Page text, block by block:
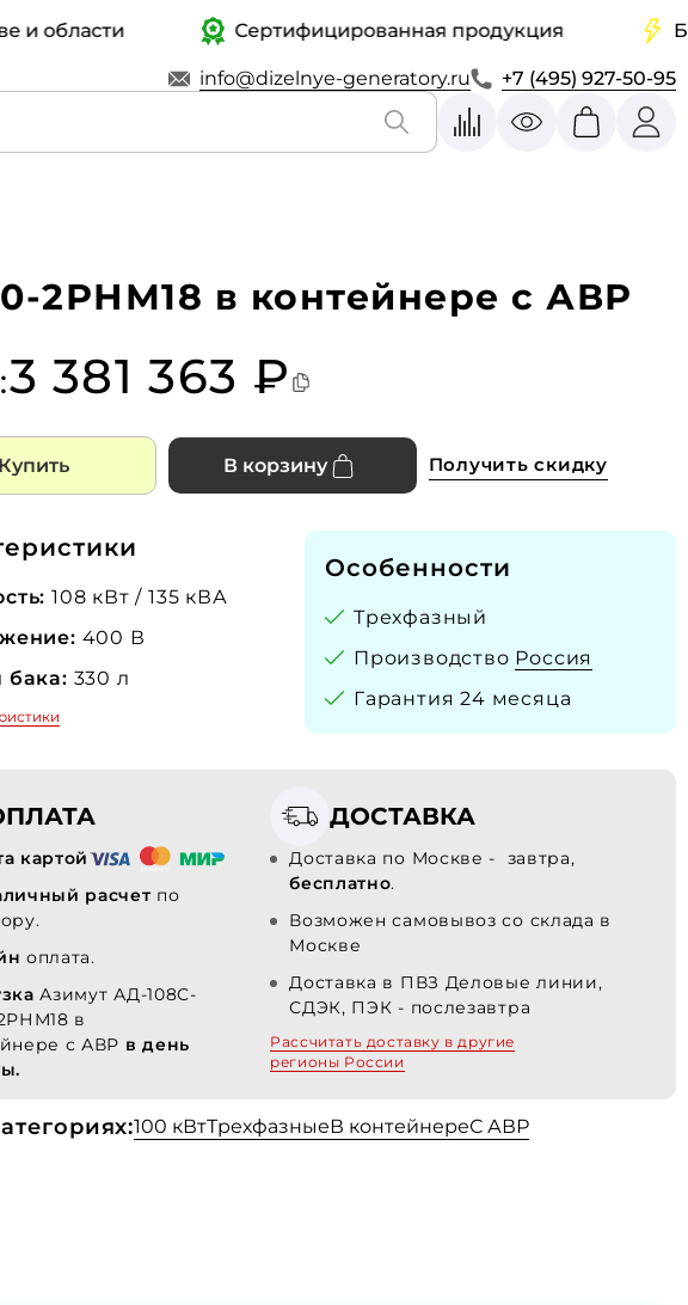
Сертифицированная продукция
info@dizelnye-generatory.ru +7 (495) 927-50-95
2РНМ18 в контейнере с АВР
3 381 363 ₽
Купить В корзину Получить скидку
108 кВт / 135 кВА
400 В
330 л
Особенности
Трехфазный
Производство Россия
Гарантия 24 месяца
картой
расчет по
оплата.
Азимут АД-108С-
в
с АВР в день
ДОСТАВКА
Доставка по Москве - завтра,
бесплатно.
Возможен самовывоз со склада в
Москве
Доставка в ПВЗ Деловые линии,
СДЭК, ПЭК - послезавтра
Рассчитать доставку в другие
регионы России
100 кВтТрехфазныеВ контейнереС АВР